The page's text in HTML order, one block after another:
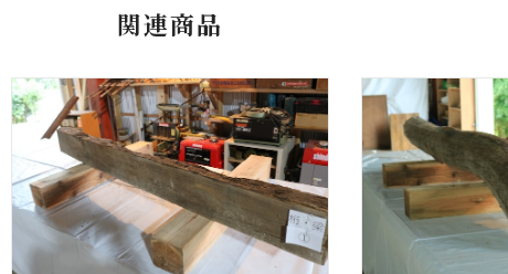
関連商品